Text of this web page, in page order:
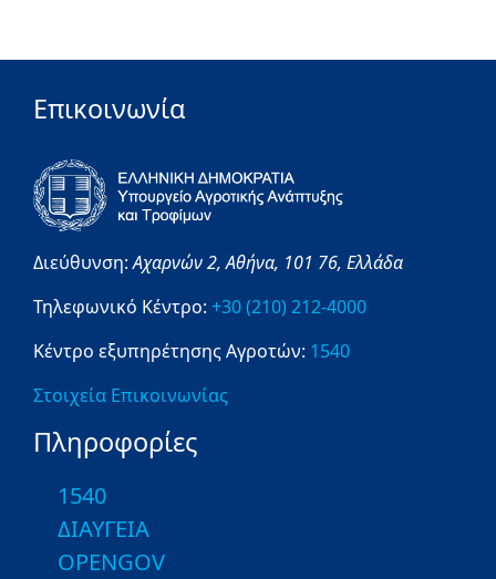
Επικοινωνία
Διεύθυνση:Αχαρνών 2,Αθήνα, 101 76, Ελλάδα
Τηλεφωνικό Κέντρο: +30 (210) 212-4000
Κέντρο εξυπηρέτησης Αγροτών: 1540
Στοιχεία Επικοινωνίας
Πληροφορίες
1540
ΔΙΑΥΓΕΙΑ
OPENGOV